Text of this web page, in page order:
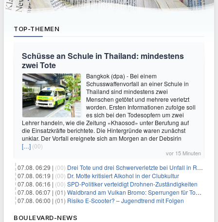
TOP-THEMEN
Schüsse an Schule in Thailand: mindestens
zwei Tote
Bangkok (dpa) - Bei einem
Schusswaffenvorfall an einer Schule in
Thailand sind mindestens zwei
Menschen getötet und mehrere verletzt
worden. Ersten Informationen zufolge soll
es sich bei den Todesopfern um zwei
Lehrer handeln, wie die Zeitung «Khaosod» unter Berufung auf
die Einsatzkräfte berichtete. Die Hintergründe waren zunächst
unklar. Der Vorfall ereignete sich am Morgen an der Debsirin
[…] (00)
vor 15 Minuten
07.08. 06:29 | (00) Drei Tote und drei Schwerverletzte bei Unfall in Rheinland-Pfalz
07.08. 06:19 | (00) Dr. Motte kritisiert Alkohol in der Clubkultur
07.08. 06:16 | (00) SPD-Politiker verteidigt Drohnen-Zuständigkeiten
07.08. 06:07 | (01) Waldbrand am Vulkan Bromo: Sperrungen für Touristen
07.08. 06:00 | (01) Risiko E-Scooter? – Jugendtrend mit Folgen
BOULEVARD-NEWS